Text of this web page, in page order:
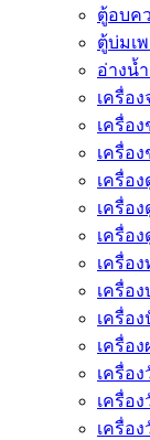
ตู้อบค
ตู้บ่มเ
อ่างน้
เครื่อ
เครื่อ
เครื่อ
เครื่อ
เครื่อ
เครื่อ
เครื่อ
เครื่อ
เครื่อง
เครื่อ
เครื่อ
เครื่อ
เครื่อ